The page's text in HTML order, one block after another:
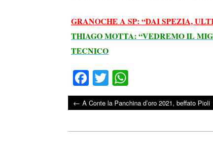
GRANOCHE A SP: “DAI SPEZIA,
THIAGO MOTTA: “VEDREMO IL
TECNICO
Fa
ce
bo
T
wi
tte
ha
ts
← A Conte la Panchina d’oro 2021, beffato Pioli